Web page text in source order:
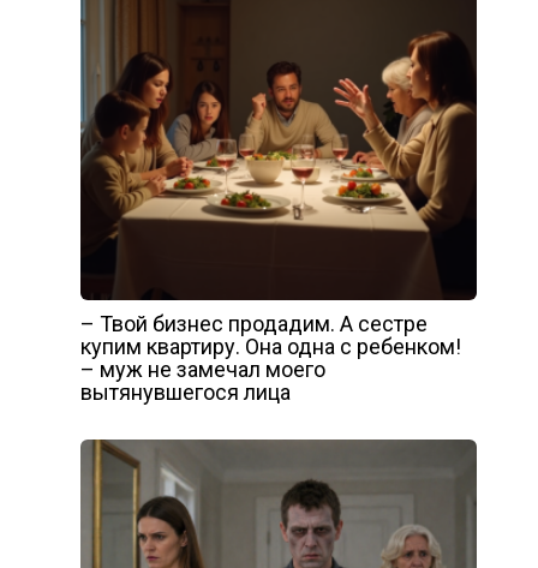
– Твой бизнес продадим. А сестре
купим квартиру. Она одна с ребенком!
– муж не замечал моего
вытянувшегося лица